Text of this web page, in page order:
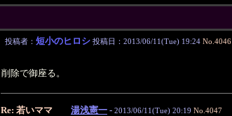
投稿者： 短小のヒロシ 投稿日：2013/06/11(Tue) 19:24 No.4046
削除で御座る。
Re: 若いママ 湯浅憲一 - 2013/06/11(Tue) 20:19 No.4047